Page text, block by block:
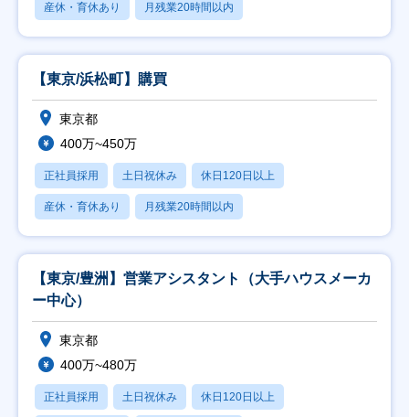
産休・育休あり 月残業20時間以内
【東京/浜松町】購買
東京都
400万~450万
正社員採用 土日祝休み 休日120日以上
産休・育休あり 月残業20時間以内
【東京/豊洲】営業アシスタント（大手ハウスメーカ
ー中心）
東京都
400万~480万
正社員採用 土日祝休み 休日120日以上